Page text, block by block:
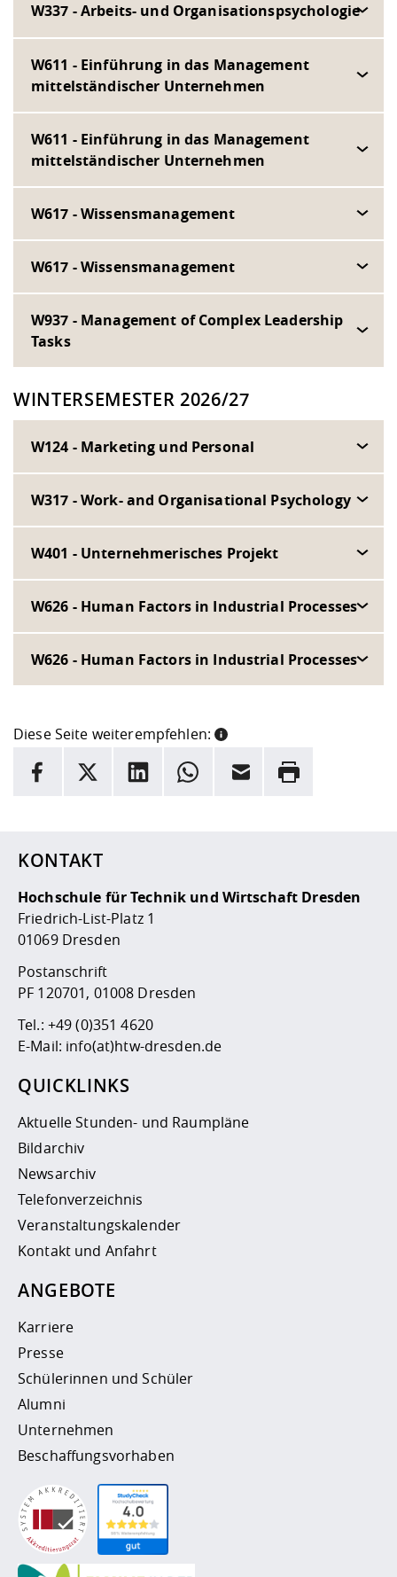
W337 - Arbeits- und Organisationspsychologie
W611 - Einführung in das Management
mittelständischer Unternehmen
W611 - Einführung in das Management
mittelständischer Unternehmen
W617 - Wissensmanagement
W617 - Wissensmanagement
W937 - Management of Complex Leadership
Tasks
WINTERSEMESTER 2026/27
W124 - Marketing und Personal
W317 - Work- and Organisational Psychology
W401 - Unternehmerisches Projekt
W626 - Human Factors in Industrial Processes
W626 - Human Factors in Industrial Processes
Diese Seite weiterempfehlen:
INFORMATION
Hier stehen weitere Informationen und ein Link zur
Facebook
X LinkedInWhatsappE-Mail Drucken
KONTAKT
Hochschule für Technik und Wirtschaft Dresden
Friedrich-List-Platz 1
01069 Dresden
Postanschrift
PF 120701, 01008 Dresden
Tel.: +49 (0)351 4620
E-Mail: info(at)htw-dresden.de
QUICKLINKS
Aktuelle Stunden- und Raumpläne
Bildarchiv
Newsarchiv
Telefonverzeichnis
Veranstaltungskalender
Kontakt und Anfahrt
ANGEBOTE
Karriere
Presse
Schülerinnen und Schüler
Alumni
Unternehmen
Beschaffungsvorhaben